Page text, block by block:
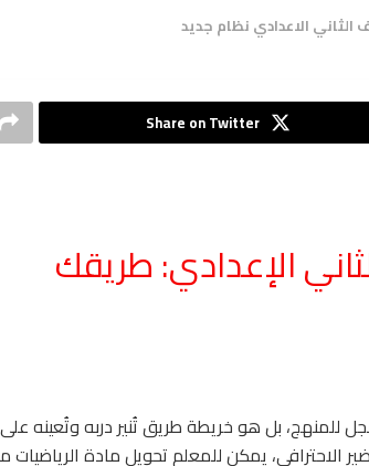
الثاني الاعدادي نظام جديد
Share on Twitter
الإعدادي: طريقك
للمنهج، بل هو خريطة طريق تُنير دربه وتُعينه على
الاحترافي، يمكن للمعلم تحويل مادة الرياضيات